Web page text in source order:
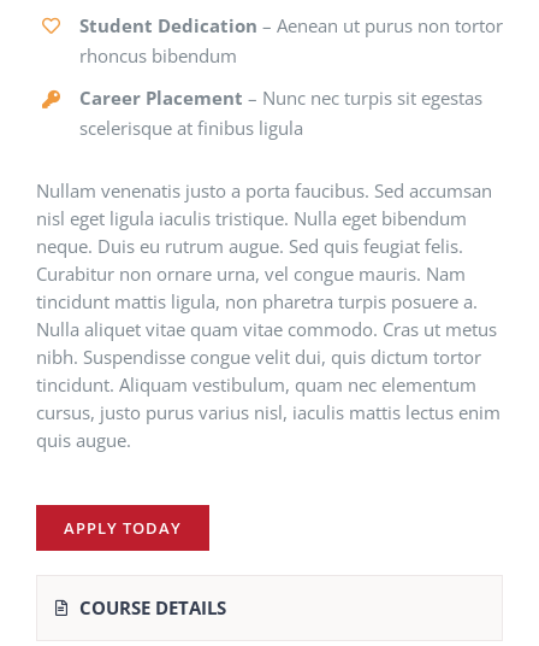
Student Dedication – Aenean ut purus non tortor
rhoncus bibendum
Career Placement – Nunc nec turpis sit egestas
scelerisque at finibus ligula
Nullam venenatis justo a porta faucibus. Sed accumsan
nisl eget ligula iaculis tristique. Nulla eget bibendum
neque. Duis eu rutrum augue. Sed quis feugiat felis.
Curabitur non ornare urna, vel congue mauris. Nam
tincidunt mattis ligula, non pharetra turpis posuere a.
Nulla aliquet vitae quam vitae commodo. Cras ut metus
nibh. Suspendisse congue velit dui, quis dictum tortor
tincidunt. Aliquam vestibulum, quam nec elementum
cursus, justo purus varius nisl, iaculis mattis lectus enim
quis augue.
APPLY TODAY
COURSE DETAILS